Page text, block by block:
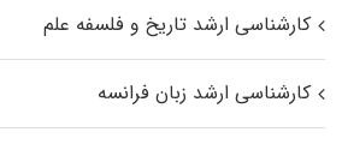
کارشناسی ارشد تاریخ و فلسفه علم
کارشناسی ارشد زبان فرانسه